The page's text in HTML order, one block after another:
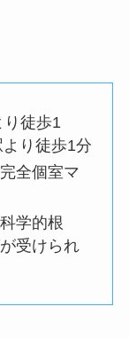
徒歩1
り徒歩1分
全個室マ
学的根
受けられ